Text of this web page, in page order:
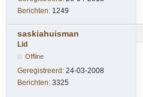
Berichten: 1249
saskiahuisman
Lid
Offline
Geregistreerd: 24-03-2008
Berichten: 3325